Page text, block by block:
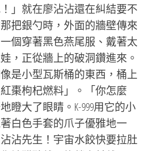
」就在廖沾沾還在糾結要不
把銀勺時，外面的牆壁傳來
個穿著黑色燕尾服、戴著太
，正從牆上的破洞鑽進來。
是小型瓦斯桶的東西，桶上
棗枸杞燃料」。「你怎麼
大了眼睛。K-999用它的小
白色手套的爪子優雅地一
沾先生！宇宙水餃快要拉肚